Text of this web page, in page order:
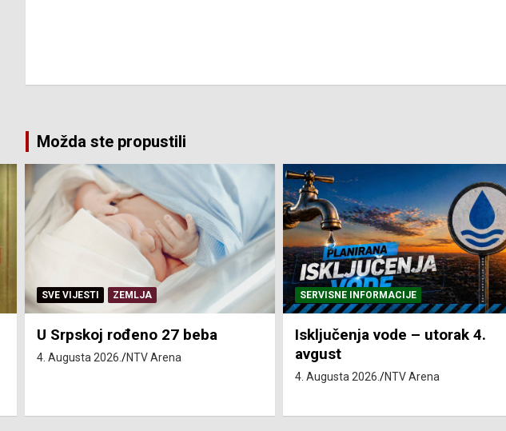
Možda ste propustili
SERVISNE INFORMACIJE
Isključenja vode – utorak 4.
avgust
SERVISNE INFORMACIJE
Isključenja el. energije – utorak
4. avgust
4. Augusta 2026. NTV Arena